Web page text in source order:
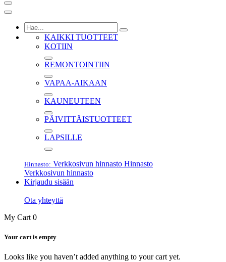
KAIKKI TUOTTEET
KOTIIN
REMONTOINTIIN
VAPAA-AIKAAN
KAUNEUTEEN
PÄIVITTÄISTUOTTEET
LAPSILLE
Hinnasto: Verkkosivun hinnasto Hinnasto
Verkkosivun hinnasto
Kirjaudu sisään
Ota yhteyttä
My Cart 0
Your cart is empty
Looks like you haven’t added anything to your cart yet.